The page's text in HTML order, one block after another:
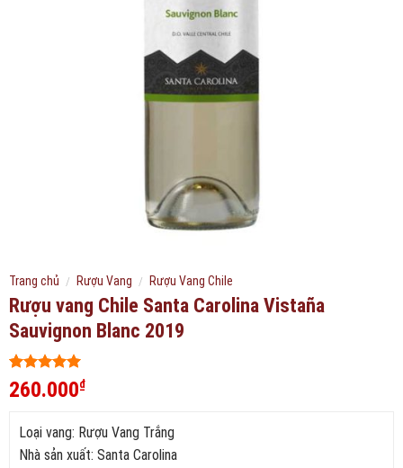
Trang chủ / Rượu Vang / Rượu Vang Chile
Rượu vang Chile Santa Carolina Vistaña
Sauvignon Blanc 2019
5trên 5
dựa trên
495
260.000₫
Loại vang: Rượu Vang Trắng
Nhà sản xuất: Santa Carolina